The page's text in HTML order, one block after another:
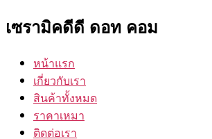
เซรามิคดีดี ดอท คอม
หน้าแรก
เกี่ยวกับเรา
สินค้าทั้งหมด
ราคาเหมา
ติดต่อเรา